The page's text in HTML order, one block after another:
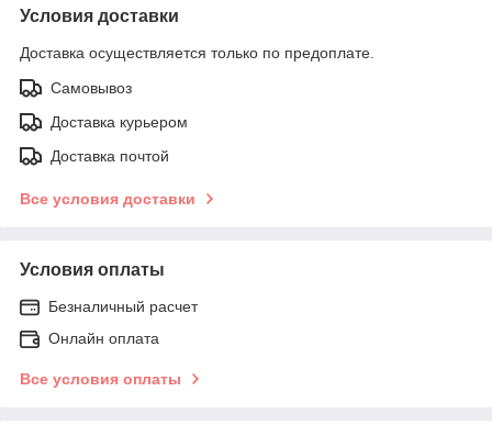
Условия доставки
Доставка осуществляется только по предоплате.
Самовывоз
Доставка курьером
Доставка почтой
Все условия доставки
Условия оплаты
Безналичный расчет
Онлайн оплата
Все условия оплаты